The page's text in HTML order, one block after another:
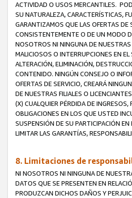
ACTIVIDAD O USOS MERCANTILES.
SU NATURALEZA, CARACTERÍSTICAS,
GARANTIZAMOS QUE LAS OFERTAS DE
CONSISTENTEMENTE O DE UN MODO
NOSOTROS NI NINGUNA DE NUESTRAS
MALICIOSOS O INTERRUPCIONES EN
ALTERACIÓN, ELIMINACIÓN,
CONTENIDO. NINGÚN CONSEJO O
OFERTAS DE SERVICIO, CREARÁ
DE NUESTRAS FILIALES O
(X) CUALQUIER PÉRDIDA DE INGRESOS,
OBLIGACIONES EN LOS QUE USTED
SUSPENSIÓN DE SU PARTICIPACIÓN
LIMITAR LAS GARANTÍAS,
8. Limitaciones de
NI NOSOTROS NI NINGUNA DE
DATOS QUE SE PRESENTEN EN
PRODUZCAN DICHOS DAÑOS Y